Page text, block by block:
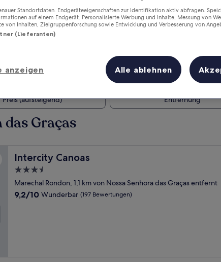
wahrgenommene Übernachtung
Morgen
Dieses Wochenende
7. Aug. - 9. Aug.
Preis (aufsteigend) Entfernung
Graças
Intercity Canoas
Intercity Canoas
3.5-
Sterne-
Unterkunft
Marechal Rondon, 1,1 km von Nossa Senhora das Graças entfernt
9.2
9,2/10 Wunderbar (197 Bewertungen)
Standortdaten. Endgeräteeigenschaften zur Identifikation aktiv abfragen.
auf einem Endgerät. Personalisierte Werbung und Inhalte, Messung von
von Inhalten, Zielgruppenforschung sowie Entwicklung und Verbesserung von
(Lieferanten)
anzeigen Alle ablehnen